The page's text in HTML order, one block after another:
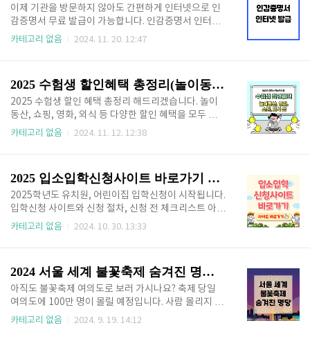
천 원 ~ 최고 10만 원까지 병원마다 가격이 달라서 미리
알아보고 가는 것이 좋습니다.병원 별 백일해 예방접종
가격 비교는 아래 버튼을 통하여 비교 가능합니다. 모르
고 가서 비싸게 접종하지 마시고 최저가 병원 찾아 최대
이제 기관을 방문하지 않아도 간편하게 인터넷으로 인
감증명서 무료 발급이 가능합니다. 인감증명서 인터넷
발급 방법과 주의사항 살펴보고 바로 발급 진행하세요.
급 바로가기👆 목차 인감증명서 인터넷 발급인감증명
서를 온라인으로 발급해 주는 서비스는 최근 도입되어
아직 모르시는 분들이 많습니다. 정부 24에서 무료로
인터넷 발급이 가능합니다. 아래 정부 24 바로가기를
통하여 인감증명서 인터넷 발급받으세요. 🔻 인감증명
니다. 인터..
카테고리 없음 2024. 11. 20. 12:47
2025 수험생 할인혜택 총정리(놀이동산, 영화, 쇼핑 등)
2025 수험생 할인 혜택 총정리 해드리겠습니다. 놀이
동산, 쇼핑, 영화, 외식 등 다양한 할인 혜택을 모두 정리
했습니다. 아래에서 자세한 내용 확인하시고 평생 한번
원인 에버랜드에서 수험생 본인과 동반 1인까지 65%
할인 된 가격에 놀이공원을 이용할 수 있습니다. 에버랜
드에서 수험생 할인 혜택으로 즐거운 하루를 보내며 수
능 스트레스를 날려보세요! 에버랜드 할인 쿠폰 받기
👆 2. 롯데월드 : 수험생 본인 50% 할인 실내 놀이공
카테고리 없음 2024. 11. 12. 12:38
2025 입소입학신청사이트 바로가기 신청방법
2025학년도 유치원, 어린이집 입학신청이 시작됩니다.
입학신청 사이트와 신청 절차, 신청 전 체크리스트 아래
에서 확인하시면 신청 당일 온라인으로 간편하게 신청
차 2025 입소입학 신청 사이트 바로가기2025학년도
유치원, 어린이집 입소입학 신청은 유보통합포털인 입
소입학 신청사이트에서 신청할 수 있습니다. 지금 사전
회원가입 기간이니 미리 사이트 방문하여 회원가입 진
행해 두면 신청일에 빠르게 입소입학 신청이 가능합니
카테고리 없음 2024. 10. 30. 13:33
2024 서울 세계 불꽃축제 숨겨진 명당 추천
아직도 불꽃축제 여의도로 보러 가시나요? 축제 당일
여의도에 100만 명이 몰릴 예정입니다. 사람 몰리지 않
고 여유롭게 관람 가능한 서울 세계 불꽃축제 숨겨진 명
카테고리 없음 2024. 9. 19. 14:12